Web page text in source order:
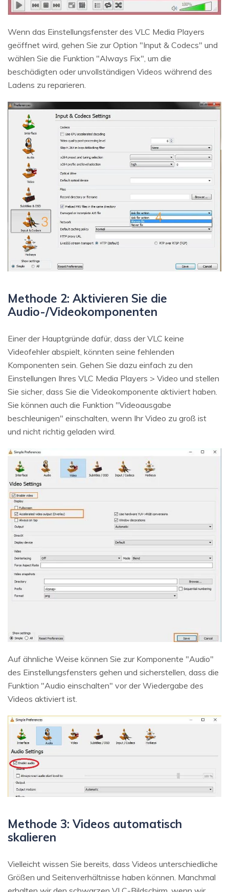
Wenn das Einstellungsfenster des VLC Media Players
geöffnet wird, gehen Sie zur Option "Input & Codecs" und
wählen Sie die Funktion "Always Fix", um die
beschädigten oder unvollständigen Videos während des
Ladens zu reparieren.
Methode 2: Aktivieren Sie die
Audio-/Videokomponenten
Einer der Hauptgründe dafür, dass der VLC keine
Videofehler abspielt, könnten seine fehlenden
Komponenten sein. Gehen Sie dazu einfach zu den
Einstellungen Ihres VLC Media Players > Video und stellen
Sie sicher, dass Sie die Videokomponente aktiviert haben.
Sie können auch die Funktion "Videoausgabe
beschleunigen" einschalten, wenn Ihr Video zu groß ist
und nicht richtig geladen wird.
Auf ähnliche Weise können Sie zur Komponente "Audio"
des Einstellungsfensters gehen und sicherstellen, dass die
Funktion "Audio einschalten" vor der Wiedergabe des
Videos aktiviert ist.
Methode 3: Videos automatisch
skalieren
Vielleicht wissen Sie bereits, dass Videos unterschiedliche
Größen und Seitenverhältnisse haben können. Manchmal